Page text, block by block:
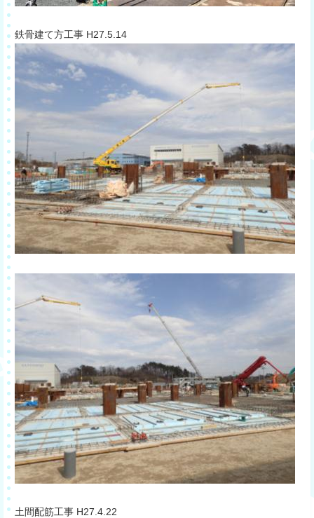
​鉄骨建て方工事 H27.5.14​​​​
​土間配筋工事 H27.4.22​​